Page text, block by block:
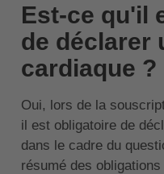
Est-ce qu'il
de déclarer
cardiaque ?
Oui, lors de la
il est obligatoire de
dans le cadre du
résumé des